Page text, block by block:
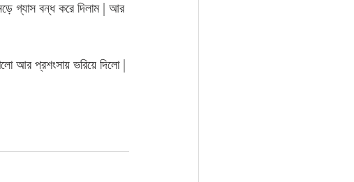
গ্যাস বন্ধ করে দিলাম | আর
আর প্রশংসায় ভরিয়ে দিলো |